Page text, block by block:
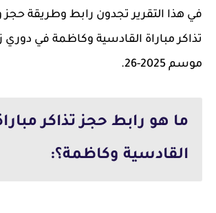
في هذا التقرير تجدون رابط وطريقة
تذاكر مباراة القادسية وكاظمة في دوري
موسم 2025-26.
ما هو رابط حجز تذاكر
القادسية وكاظمة؟: